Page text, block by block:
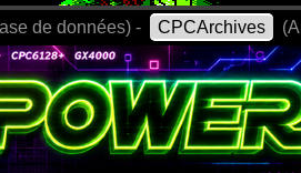
de données) - CPCArchives